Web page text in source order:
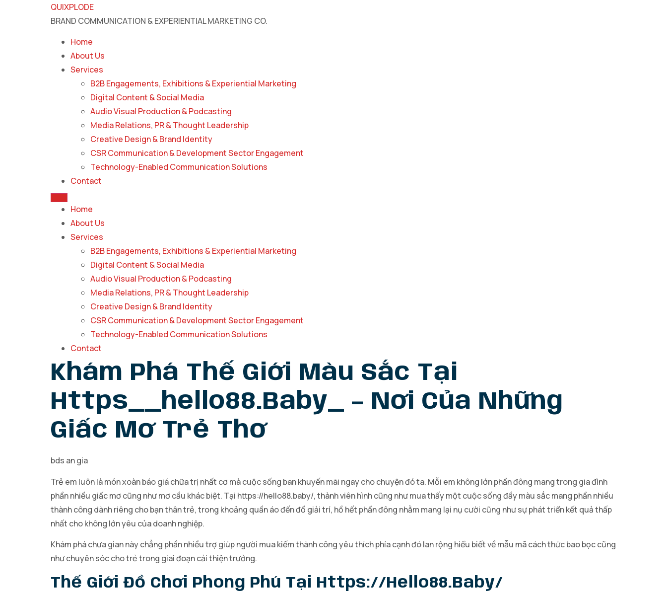
QUIXPLODE
BRAND COMMUNICATION & EXPERIENTIAL MARKETING CO.
Home
About Us
Services
B2B Engagements, Exhibitions & Experiential Marketing
Digital Content & Social Media
Audio Visual Production & Podcasting
Media Relations, PR & Thought Leadership
Creative Design & Brand Identity
CSR Communication & Development Sector Engagement
Technology-Enabled Communication Solutions
Contact
Home
About Us
Services
B2B Engagements, Exhibitions & Experiential Marketing
Digital Content & Social Media
Audio Visual Production & Podcasting
Media Relations, PR & Thought Leadership
Creative Design & Brand Identity
CSR Communication & Development Sector Engagement
Technology-Enabled Communication Solutions
Contact
Khám Phá Thế Giới Màu Sắc Tại
Https__hello88.baby_ – Nơi Của Những
Giấc Mơ Trẻ Thơ
bds an gia
Trẻ em luôn là món xoàn báo giá chữa trị nhất cơ mà cuộc sống ban khuyến mãi ngay cho chuyện đó ta. Mỗi em không lớn phần đông mang trong gia đình
phần nhiều giấc mơ cũng như mơ cầu khác biệt. Tại https://hello88.baby/, thành viên hình cũng như mua thấy một cuộc sống đầy màu sắc mang phần nhiều
thành công dành riêng cho bạn thân trẻ, trong khoảng quần áo đến đồ giải trí, hồ hết phần đông nhằm mang lại nụ cười cũng như sự phát triển kết quả thấp
nhất cho không lớn yêu của doanh nghiệp.
Khám phá chưa gian này chẳng phần nhiều trợ giúp người mua kiếm thành công yêu thích phía cạnh đó lan rộng hiểu biết về mẫu mã cách thức bao bọc cũng
như chuyên sóc cho trẻ trong giai đoạn cải thiện trưởng.
Thế Giới Đồ Chơi Phong Phú Tại Https://hello88.baby/